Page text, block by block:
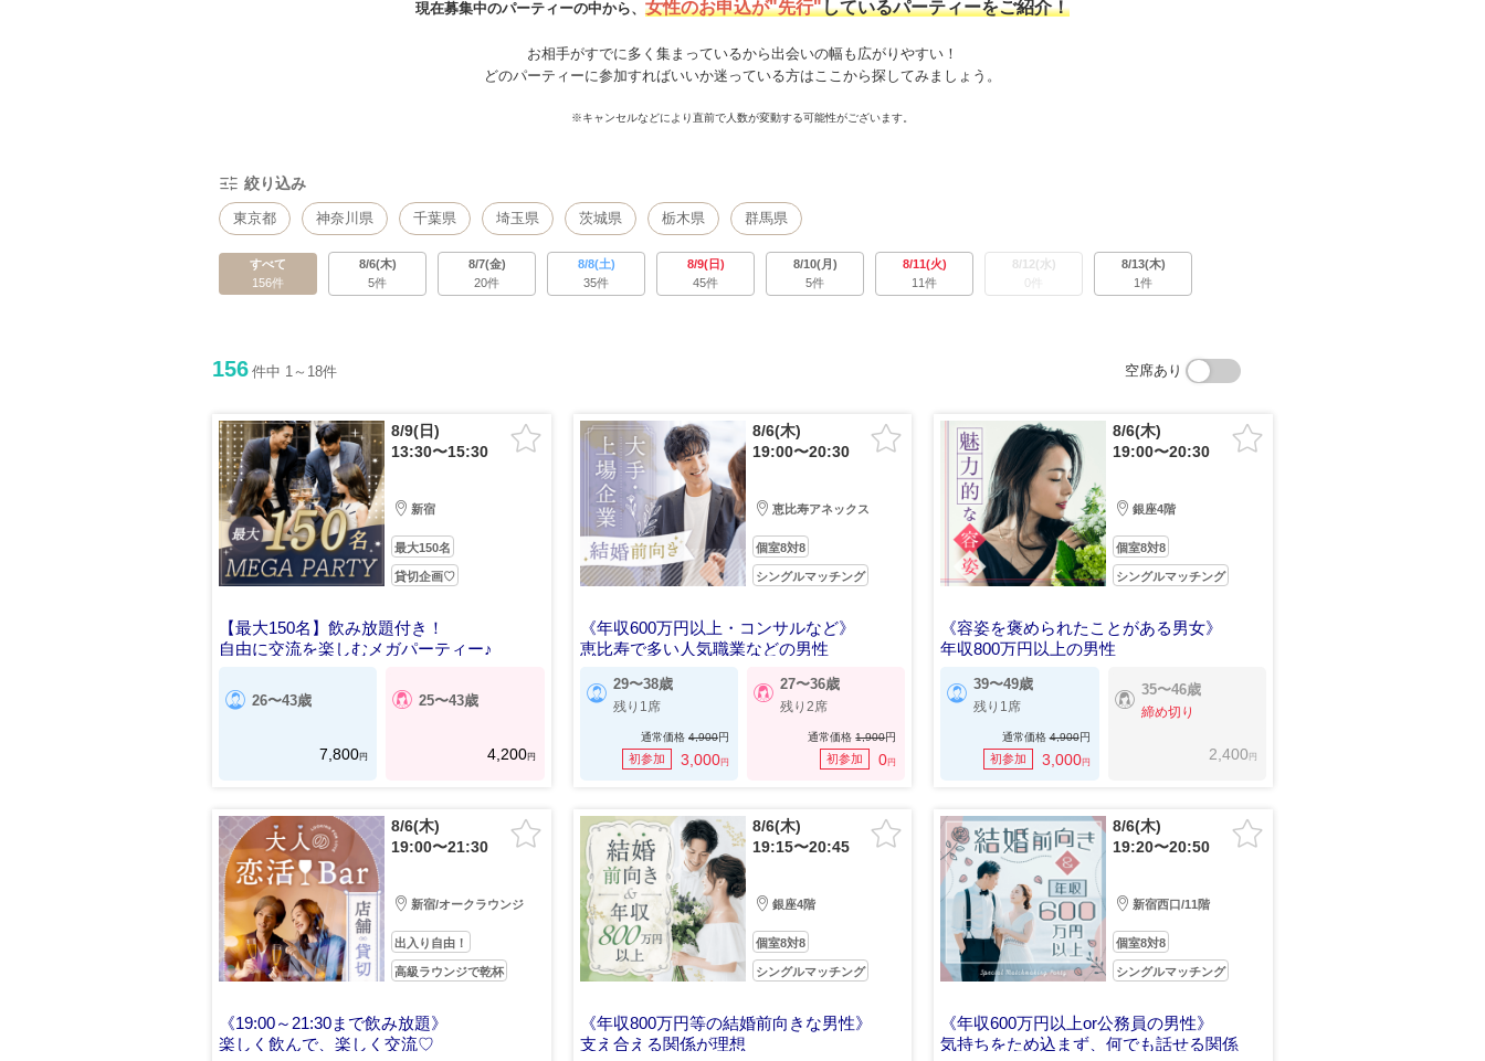
現在募集中のパーティーの中から、 女性のお申込が"先行"しているパーティーをご紹介！
お相手がすでに多く集まっているから出会いの幅も広がりやすい！
どのパーティーに参加すればいいか迷っている方はここから探してみましょう。
※キャンセルなどにより直前で人数が変動する可能性がございます。
絞り込み
東京都 神奈川県 千葉県 埼玉県 茨城県 栃木県 群馬県
すべて
156件
8/6(木)
5件
8/7(金)
20件
8/8(土)
35件
8/9(日)
45件
8/10(月)
5件
8/11(火)
11件
8/12(水)
0件
8/13(木)
1件
156 件中 1～18件 空席あり
8/9(日)
13:30〜15:30
新宿
最大150名
貸切企画♡
【最大150名】飲み放題付き！
自由に交流を楽しむメガパーティー♪
26〜43歳
7,800円
25〜43歳
4,200円
8/6(木)
19:00〜20:30
恵比寿アネックス
個室8対8
シングルマッチング
《年収600万円以上・コンサルなど》
恵比寿で多い人気職業などの男性
29〜38歳
残り1席
通常価格 4,900円
初参加 3,000円
27〜36歳
残り2席
通常価格1,900円
初参加 0円
8/6(木)
19:00〜20:30
銀座4階
個室8対8
シングルマッチング
《容姿を褒められたことがある男女》
年収800万円以上の男性
39〜49歳
残り1席
通常価格4,900円
初参加 3,000円
35〜46歳
締め切り
2,400 円
8/6(木)
19:00〜21:30
新宿/オークラウンジ
出入り自由！
高級ラウンジで乾杯
《19:00～21:30まで飲み放題》
楽しく飲んで、楽しく交流♡
8/6(木)
19:15〜20:45
銀座4階
個室8対8
シングルマッチング
《年収800万円等の結婚前向きな男性》
支え合える関係が理想
8/6(木)
19:20〜20:50
新宿西口/11階
個室8対8
シングルマッチング
《年収600万円以上or公務員の男性》
気持ちをため込まず、何でも話せる関係